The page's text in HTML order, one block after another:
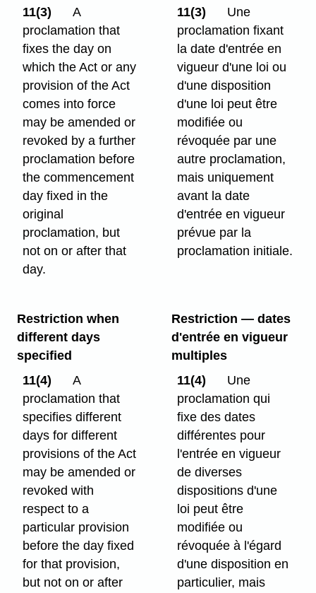
11(3)
A
proclamation that
fixes the day on
which the Act or any
provision of the Act
comes into force
may be amended or
revoked by a further
proclamation before
the commencement
day fixed in the
original
proclamation, but
not on or after that
day.
11(3)
Une
proclamation fixant
la date d'entrée en
vigueur d'une loi ou
d'une disposition
d'une loi peut être
modifiée ou
révoquée par une
autre proclamation,
mais uniquement
avant la date
d'entrée en vigueur
prévue par la
proclamation initiale.
Restriction when
different days
specified
11(4)
A
proclamation that
specifies different
days for different
provisions of the Act
may be amended or
revoked with
respect to a
particular provision
before the day fixed
for that provision,
but not on or after
Restriction — dates
d'entrée en vigueur
multiples
11(4)
Une
proclamation qui
fixe des dates
différentes pour
l'entrée en vigueur
de diverses
dispositions d'une
loi peut être
modifiée ou
révoquée à l'égard
d'une disposition en
particulier, mais